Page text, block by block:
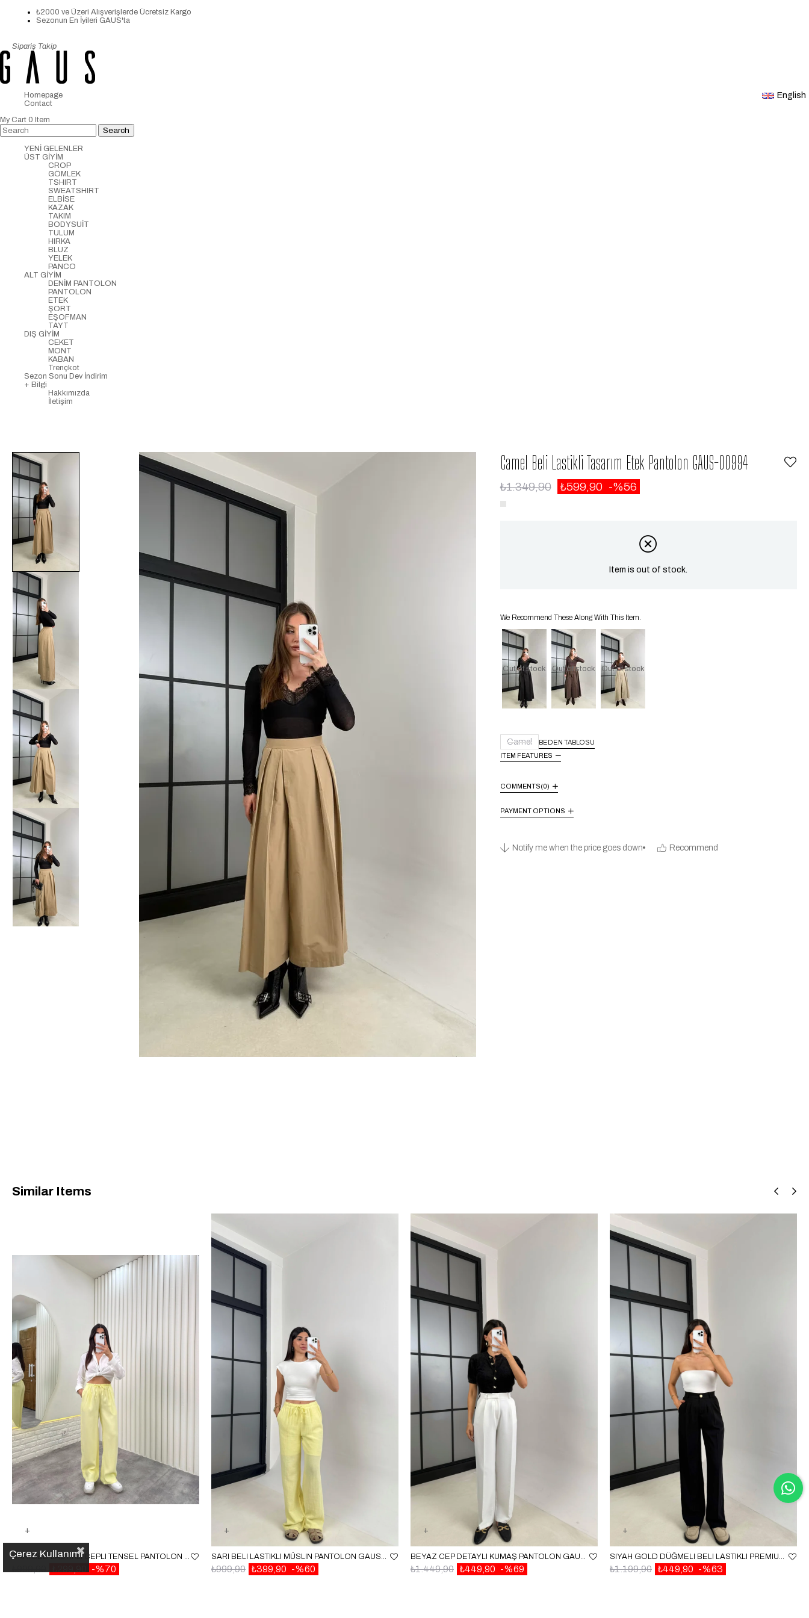
₺2000 ve Üzeri Alışverişlerde Ücretsiz Kargo
Sezonun En İyileri GAUS'ta
Sipariş Takip
English
Homepage
Contact
My Cart 0 Item
YENİ GELENLER
ÜST GİYİM
CROP
GÖMLEK
TSHIRT
SWEATSHIRT
ELBİSE
KAZAK
TAKIM
BODYSUİT
TULUM
HIRKA
BLUZ
YELEK
PANCO
ALT GİYİM
DENİM PANTOLON
PANTOLON
ETEK
ŞORT
EŞOFMAN
TAYT
DIŞ GİYİM
CEKET
MONT
KABAN
Trençkot
Sezon Sonu Dev İndirim
+ Bilgi
Hakkımızda
İletişim
Camel Beli Lastikli Tasarım Etek Pantolon GAUS-00994
₺1.349,90 ₺599,90 56
Item is out of stock.
We Recommend These Along With This Item.
Out of stock Out of stock Out of stock
Camel
BEDEN TABLOSU
ITEM FEATURES
COMMENTS(0)
PAYMENT OPTIONS
Notify me when the price goes down Recommend
Similar Items
SARI BELI LASTIKLI CEPLI TENSEL PANTOLON GAUS00314
%70
SARI BELI LASTIKLI MÜSLIN PANTOLON GAUS00586
%60
₺399,90
₺999,90
BEYAZ CEP DETAYLI KUMAŞ PANTOLON GAUS-00140
%69
₺449,90
₺1.449,90
SIYAH GOLD DÜĞMELI BELI LASTIKLI PREMIUM PANTOLON GAUS-00141
%63
₺449,90
₺1.199,90
Çerez Kullanımı